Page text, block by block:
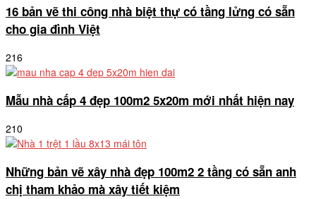
16 bản vẽ thi công nhà biệt thự có tầng lửng có sẵn
cho gia đình Việt
216
Mẫu nhà cấp 4 đẹp 100m2 5x20m mới nhất hiện nay
210
Những bản vẽ xây nhà đẹp 100m2 2 tầng có sẵn anh
chị tham khảo mà xây tiết kiệm